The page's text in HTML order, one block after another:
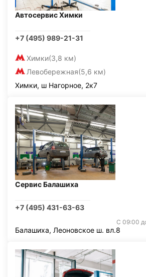
Автосервис Химки
+7 (495) 989-21-31
Химки(3,8 км)
Левобережная(5,6 км)
Химки, ш Нагорное, 2к7
Сервис Балашиха
+7 (495) 431-63-63
С 09:00
Балашиха, Леоновское ш. вл.8